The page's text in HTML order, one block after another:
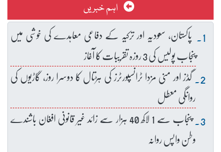
اہم خبریں
پاکستان، سعودیہ اور ترکیہ کے دفاعی معاہدے کی خوشی میں
پنجاب پولیس کی 3 روزہ تقریبات کا آغاز
گڈز اور منی مزدا ٹرانسپورٹرز کی ہڑتال کا دوسرا روز، گاڑیوں کی
روانگی معطل
پنجاب سے 1 لاکھ 40 ہزار سے زائد غیر قانونی افغان باشندے
وطن واپس روانہ